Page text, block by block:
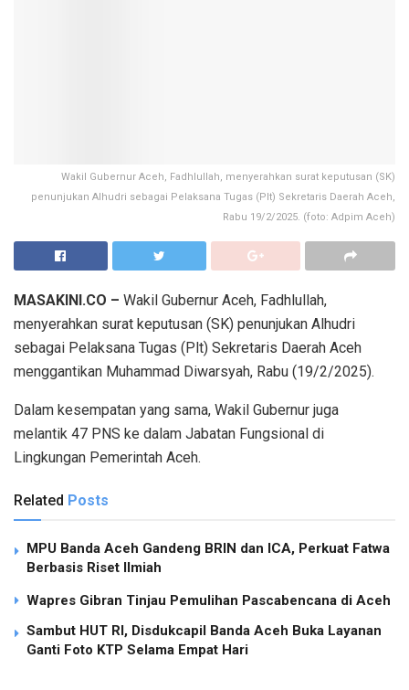
Wakil Gubernur Aceh, Fadhlullah, menyerahkan surat keputusan (SK)
penunjukan Alhudri sebagai Pelaksana Tugas (Plt) Sekretaris Daerah Aceh,
Rabu 19/2/2025. (foto: Adpim Aceh)
MASAKINI.CO – Wakil Gubernur Aceh, Fadhlullah,
menyerahkan surat keputusan (SK) penunjukan Alhudri
sebagai Pelaksana Tugas (Plt) Sekretaris Daerah Aceh
menggantikan Muhammad Diwarsyah, Rabu (19/2/2025).
Dalam kesempatan yang sama, Wakil Gubernur juga
melantik 47 PNS ke dalam Jabatan Fungsional di
Lingkungan Pemerintah Aceh.
Related Posts
MPU Banda Aceh Gandeng BRIN dan ICA, Perkuat Fatwa
Berbasis Riset Ilmiah
Wapres Gibran Tinjau Pemulihan Pascabencana di Aceh
Sambut HUT RI, Disdukcapil Banda Aceh Buka Layanan
Ganti Foto KTP Selama Empat Hari